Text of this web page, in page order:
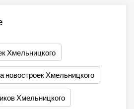
Хмельницкого
новостроек Хмельницкого
Хмельницкого